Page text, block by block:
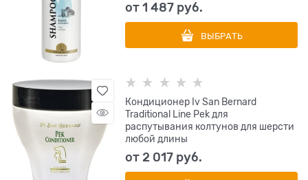
от1 487 руб.
ВЫБРАТЬ
Кондиционер Iv San Bernard
Traditional Line Pek для
распутывания колтунов для шерсти
любой длины
от2 017 руб.